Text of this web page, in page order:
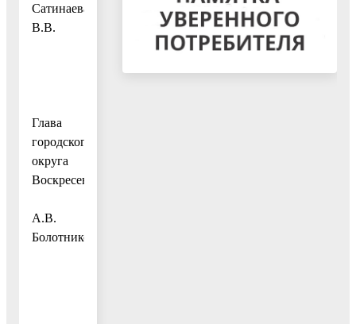
Сатинаева
В.В.
Глава
городского
округа
Воскресенск
А.В.
Болотников